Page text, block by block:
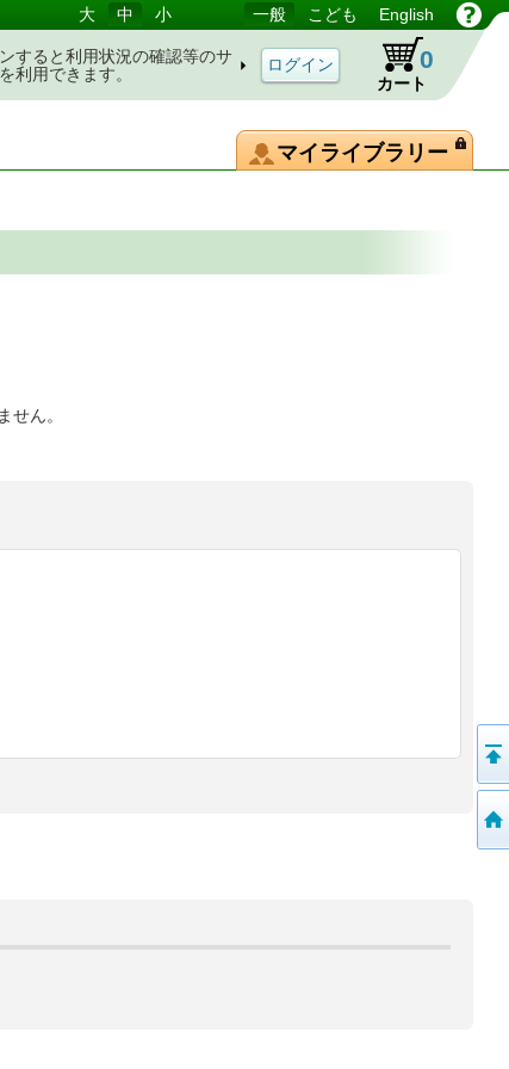
大 中 小 一般 こども English
すると利用状況の確認等のサ
利用できます。
カート
0
マイライブラリー
せん。